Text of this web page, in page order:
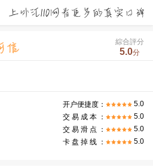
綜合評分
5.0分
开户便捷度：
5.0
交易成本：
5.0
交易滑点：
5.0
卡盘掉线： 5.0